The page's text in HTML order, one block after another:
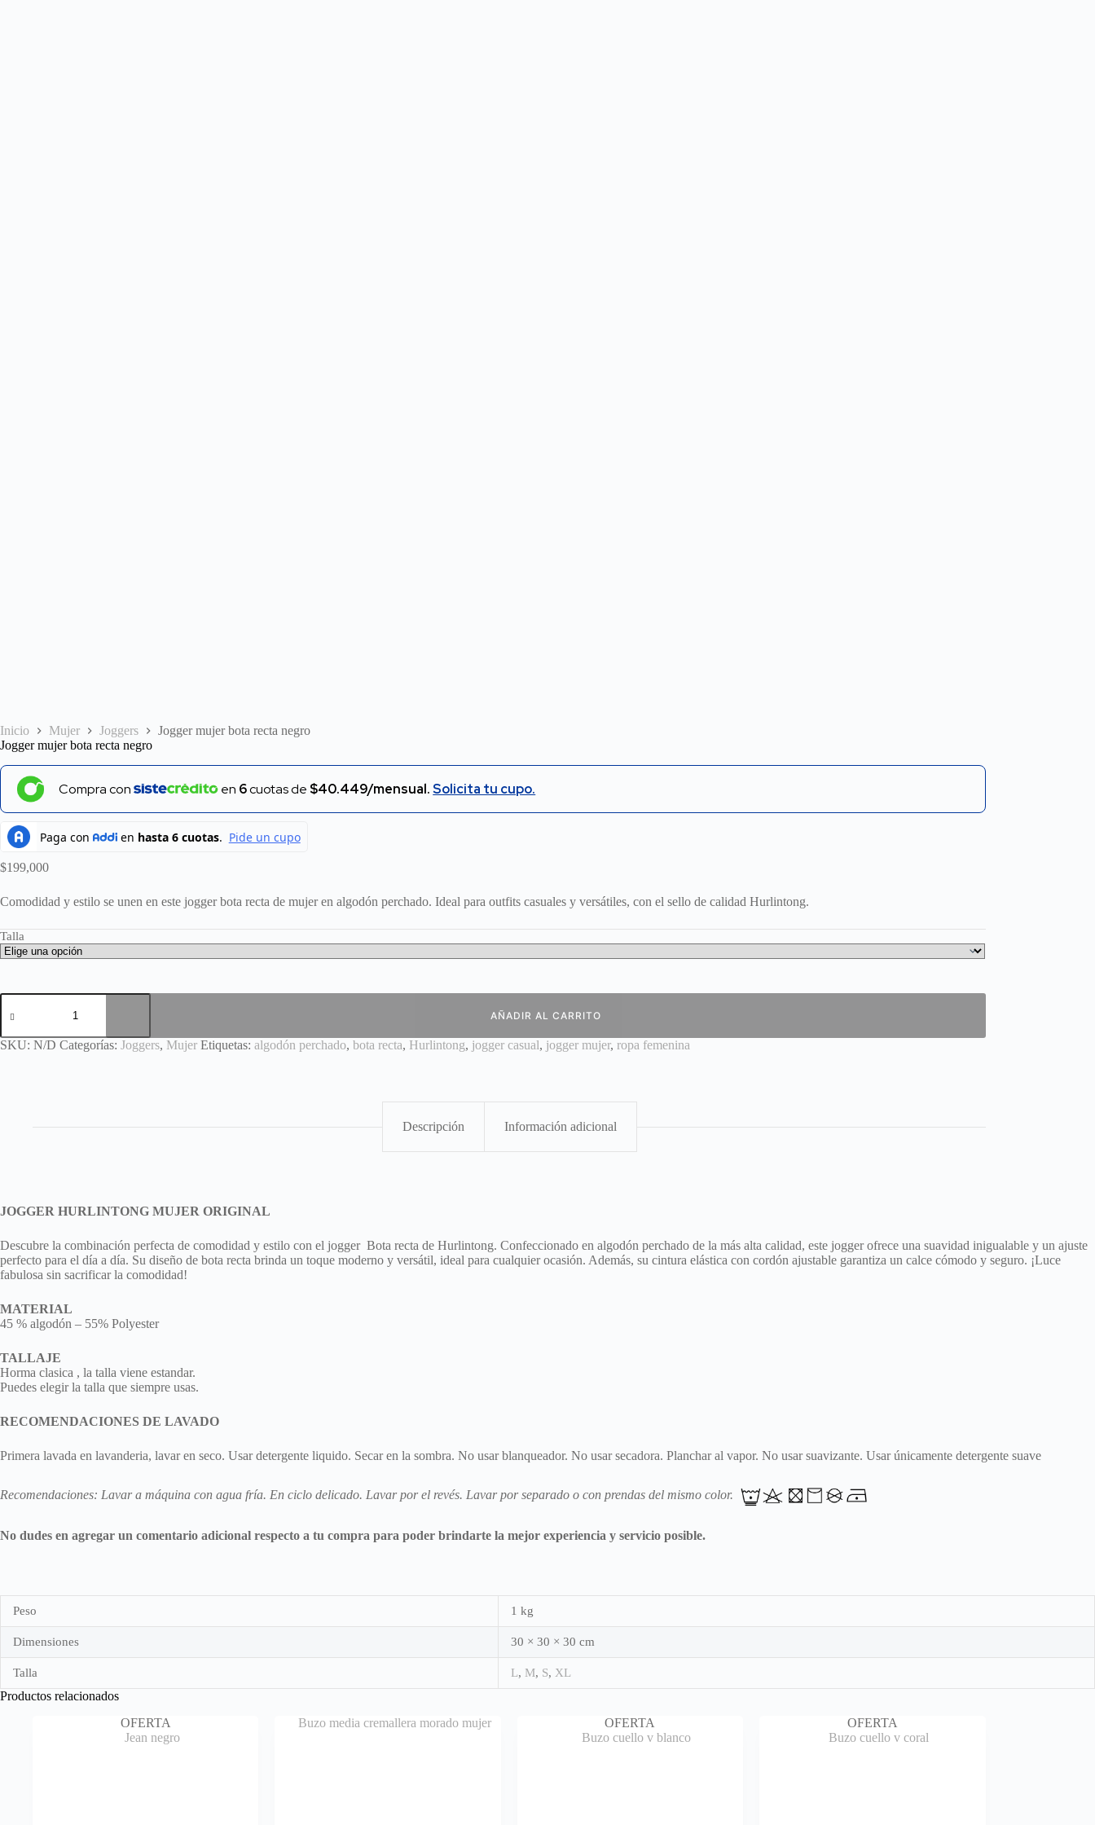
Inicio Mujer Joggers
Jogger mujer bota recta negro
Jogger mujer bota recta negro
Compra con en 6cuotas de $40.449/mensual.Solicita tu cupo.
$199,000
Comodidad y estilo se unen en este jogger bota recta de mujer en algodón perchado. Ideal para outfits casuales y versátiles, con el sello de calidad Hurlintong.
Talla
Jogger
mujer
recta
AÑADIR AL CARRITO
SKU: N/D Categorías: Joggers, Mujer Etiquetas: algodón perchado, bota recta, Hurlintong, jogger casual, jogger mujer, ropa femenina
Descripción Información adicional
JOGGER HURLINTONG MUJER ORIGINAL
Descubre la combinación perfecta de comodidad y estilo con el jogger Bota recta de Hurlintong. Confeccionado en algodón perchado de la más alta calidad, este jogger ofrece una suavidad inigualable y un ajuste
perfecto para el día a día. Su diseño de bota recta brinda un toque moderno y versátil, ideal para cualquier ocasión. Además, su cintura elástica con cordón ajustable garantiza un calce cómodo y seguro. ¡Luce
fabulosa sin sacrificar la comodidad!
MATERIAL
45 % algodón – 55% Polyester
TALLAJE
Horma clasica , la talla viene estandar.
Puedes elegir la talla que siempre usas.
RECOMENDACIONES DE LAVADO
Primera lavada en lavanderia, lavar en seco. Usar detergente liquido. Secar en la sombra. No usar blanqueador. No usar secadora. Planchar al vapor. No usar suavizante. Usar únicamente detergente suave
Recomendaciones: Lavar a máquina con agua fría. En ciclo delicado. Lavar por el revés. Lavar por separado o con prendas del mismo color.
No dudes en agregar un comentario adicional respecto a tu compra para poder brindarte la mejor experiencia y servicio posible.
Peso 1 kg
Dimensiones 30 × 30 × 30 cm
Talla L, M, S, XL
Productos relacionados
OFERTA
OFERTA OFERTA